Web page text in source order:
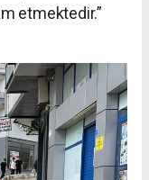
etmektedir.”